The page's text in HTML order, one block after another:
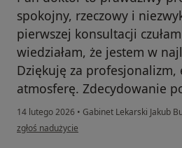
spokojny, rzeczowy i
pierwszej konsultacji
wiedziałam, że jestem w
Dziękuję za
atmosferę. Zdecydowanie
14 lutego 2026 • Gabinet Lekarski Jakub
w opinii użytkownika Monika G
zgłoś nadużycie